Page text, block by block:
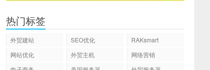
热门标签
外贸建站 SEO优化
RAKsmart
网站优化
外贸主机
网络营销